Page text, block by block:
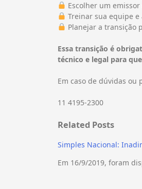
Escolher um emissor
Treinar sua equipe
Planejar a transição
Essa transição é
técnico e legal para
Em caso de dúvidas ou
11 4195-2300
Related Posts
Simples Nacional:
Em 16/9/2019, foram